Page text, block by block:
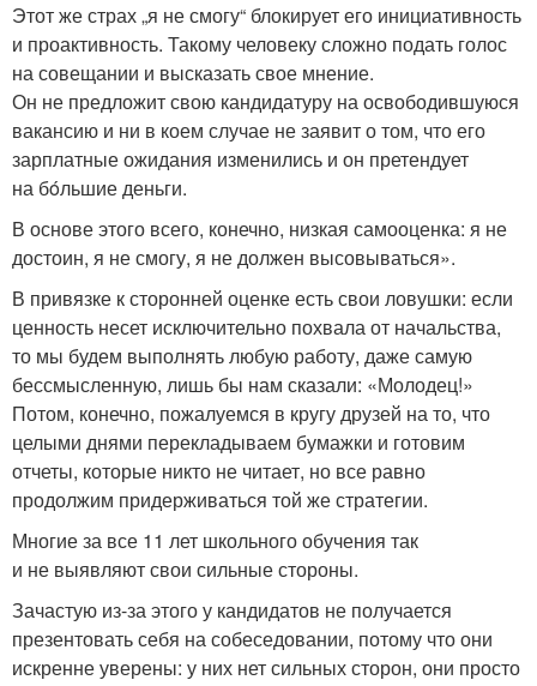
Этот же страх „я не смогу“ блокирует его инициативность
и проактивность. Такому человеку сложно подать голос
на совещании и высказать свое мнение.
Он не предложит свою кандидатуру на освободившуюся
вакансию и ни в коем случае не заявит о том, что его
зарплатные ожидания изменились и он претендует
на бóльшие деньги.
В основе этого всего, конечно, низкая самооценка: я не
достоин, я не смогу, я не должен высовываться».
В привязке к сторонней оценке есть свои ловушки: если
ценность несет исключительно похвала от начальства,
то мы будем выполнять любую работу, даже самую
бессмысленную, лишь бы нам сказали: «Молодец!»
Потом, конечно, пожалуемся в кругу друзей на то, что
целыми днями перекладываем бумажки и готовим
отчеты, которые никто не читает, но все равно
продолжим придерживаться той же стратегии.
Многие за все 11 лет школьного обучения так
и не выявляют свои сильные стороны.
Зачастую из-за этого у кандидатов не получается
презентовать себя на собеседовании, потому что они
искренне уверены: у них нет сильных сторон, они просто